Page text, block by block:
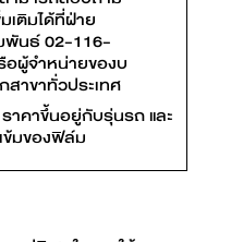
เติมได้ที่ฝ่าย
พันธ์ 02-116-
อผู้จำหน่ายของบ
าขาทั่วประเทศ
าคาขึ้นอยู่กับรุ่นรถ และ
ข้มของฟิล์ม